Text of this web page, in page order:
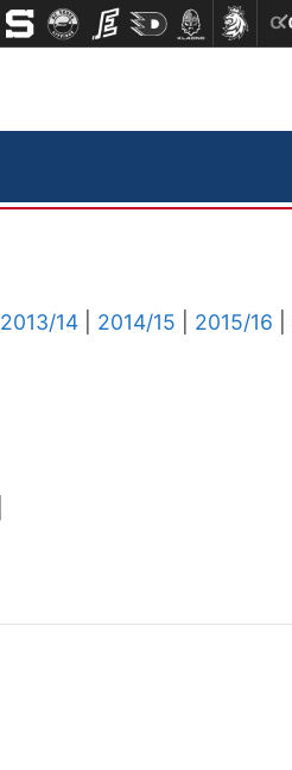
2013/14 2014/15 2015/16